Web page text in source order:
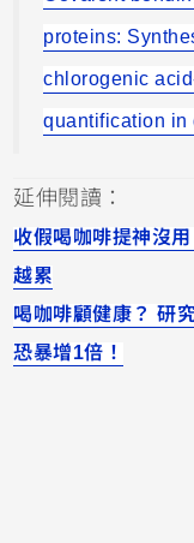
proteins:
chlorogenic
quantification in
延伸閱讀：
收假喝咖啡提神沒
越累
喝咖啡顧健康？ 研
恐暴增1倍！